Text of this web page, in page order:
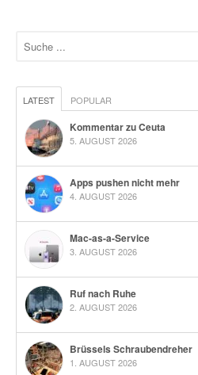
LATEST POPULAR
Kommentar zu Ceuta
5. AUGUST 2026
Apps pushen nicht mehr
4. AUGUST 2026
Mac-as-a-Service
3. AUGUST 2026
Ruf nach Ruhe
2. AUGUST 2026
Brüssels Schraubendreher
1. AUGUST 2026